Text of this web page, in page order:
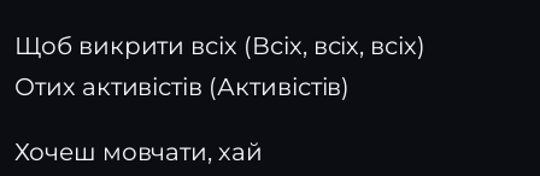
Щоб викрити всіх (Всіх, всіх, всіх)
Отих активістів (Активістів)
Хочеш мовчати, хай